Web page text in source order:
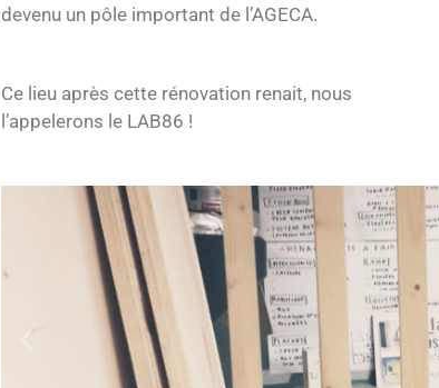
devenu un pôle important de l’AGECA.
Ce lieu après cette rénovation renait, nous
l’appelerons le LAB86 !